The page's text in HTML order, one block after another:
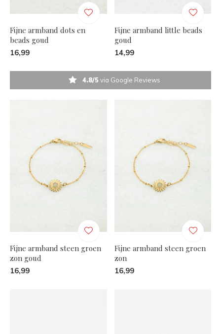
Fijne armband dots en
beads goud
16,99
Fijne armband little beads
goud
14,99
4.8/5via Google Reviews
Fijne armband steen groen
zon goud
16,99
Fijne armband steen groen
zon
16,99